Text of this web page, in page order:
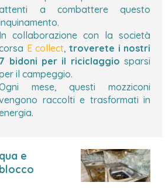
a combattere questo
In collaborazione con la società
E collect, troverete i nostri
7 bidoni per il riciclaggio sparsi
il campeggio.
mese, questi mozziconi
raccolti e trasformati in
e